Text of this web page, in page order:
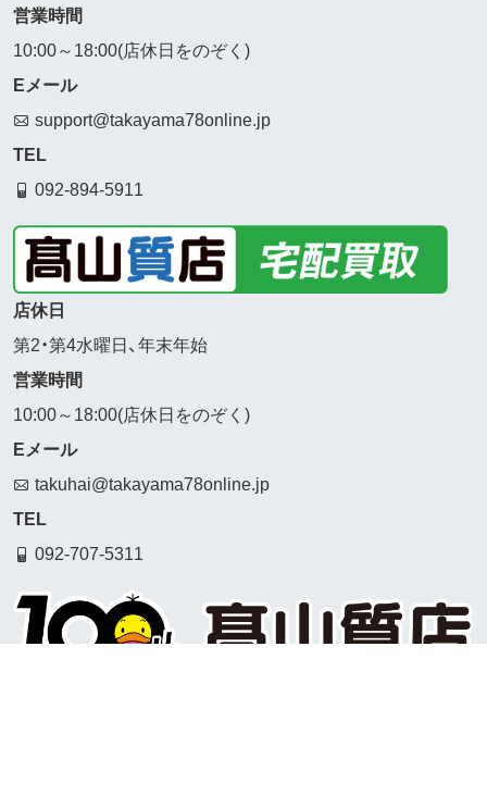
営業時間
10:00～18:00(店休日をのぞく)
Eメール
support@takayama78online.jp
TEL
092-894-5911
店休日
第2・第4水曜日、年末年始
営業時間
10:00～18:00(店休日をのぞく)
Eメール
takuhai@takayama78online.jp
TEL
092-707-5311